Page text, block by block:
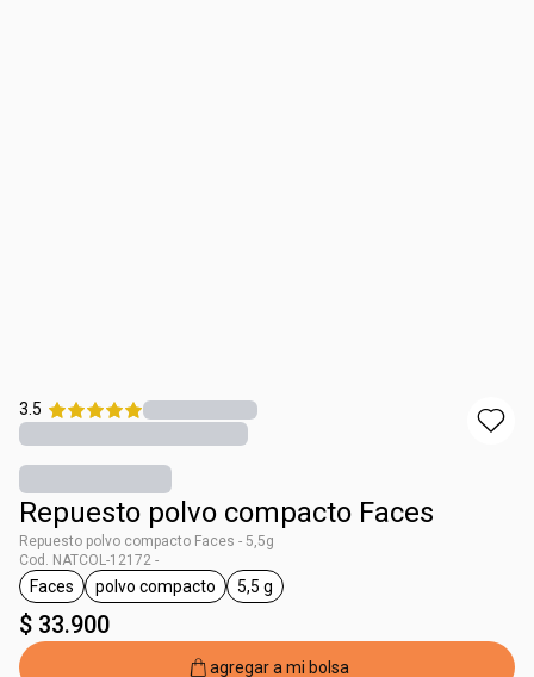
3.5
Repuesto polvo compacto Faces
Repuesto polvo compacto Faces - 5,5g
Cod. NATCOL-12172 -
general.tag Faces
Faces
general.tag polvo compacto
polvo compacto
general.tag 5,5 g
5,5 g
$ 33.900
agregar a mi bolsa